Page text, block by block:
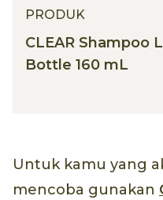
PRODUK
CLEAR Shampoo
Bottle 160 mL
Untuk kamu yang
mencoba gunakan